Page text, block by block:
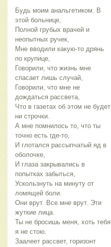
Будь моим анальгетиком. В
этой больнице,
Полной грубых врачей и
неопытных ручек,
Мне вводили какую-то дрянь
по крупице,
Говорили, что жизнь мне
спасает лишь случай,
Говорили, что мне не
дождаться рассвета,
Что в газетах об этом не будет
ни строчки.
А мне помнилось то, что ты
точно есть где-то,
И глотался рассыпчатый яд в
оболочке,
И глаза закрывались в
попытках забыться,
Ускользнуть на минуту от
ломящей боли.
Они врут. Все мне врут. Эти
жуткие лица.
Ты не бросишь меня, хоть тебя
я не стою.
Заалеет рассвет, горизонт